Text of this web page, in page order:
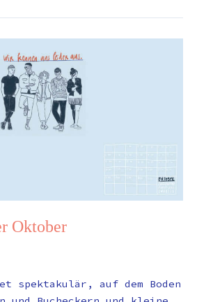
Oktober
spektakulär, auf dem Boden